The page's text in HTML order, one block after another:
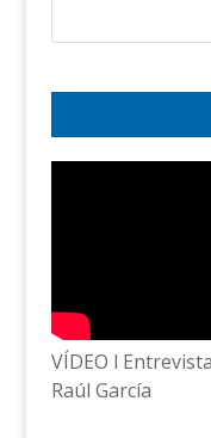
VÍDEO l
Raúl García